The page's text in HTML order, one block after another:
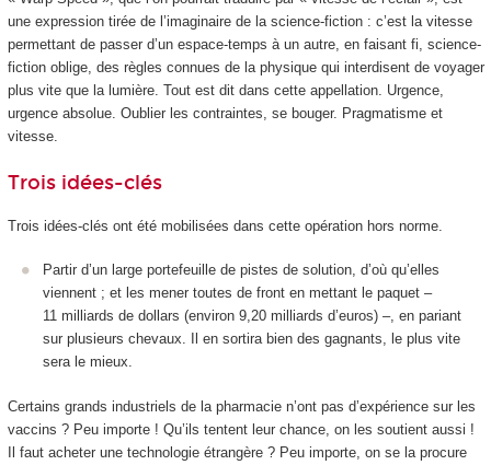
une expression tirée de l’imaginaire de la science-fiction : c’est la vitesse
permettant de passer d’un espace-temps à un autre, en faisant fi, science-
fiction oblige, des règles connues de la physique qui interdisent de voyager
plus vite que la lumière. Tout est dit dans cette appellation. Urgence,
urgence absolue. Oublier les contraintes, se bouger. Pragmatisme et
vitesse.
Trois idées-clés
Trois idées-clés ont été mobilisées dans cette opération hors norme.
Partir d’un large portefeuille de pistes de solution, d’où qu’elles
viennent ; et les mener toutes de front en mettant le paquet –
11 milliards de dollars (environ 9,20 milliards d’euros) –, en pariant
sur plusieurs chevaux. Il en sortira bien des gagnants, le plus vite
sera le mieux.
Certains grands industriels de la pharmacie n’ont pas d’expérience sur les
vaccins ? Peu importe ! Qu’ils tentent leur chance, on les soutient aussi !
Il faut acheter une technologie étrangère ? Peu importe, on se la procure